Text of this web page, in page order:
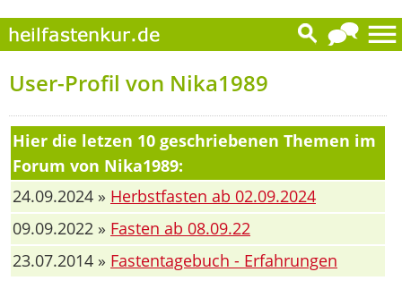
User-Profil von Nika1989
Hier die letzen 10 geschriebenen Themen im
Forum von Nika1989:
24.09.2024 » Herbstfasten ab 02.09.2024
09.09.2022 » Fasten ab 08.09.22
23.07.2014 » Fastentagebuch - Erfahrungen